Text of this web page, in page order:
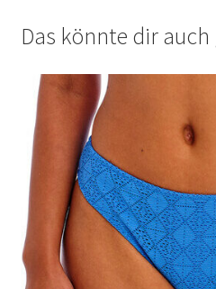
Shop
Shop
Termini e condizioni generali
Warenkorb
Das könnte dir